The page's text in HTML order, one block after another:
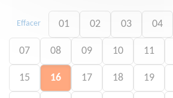
Effacer 01 02 03 04
07 08 09 10 11
15 16 17 18 19